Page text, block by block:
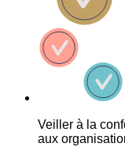
Veiller à la
aux